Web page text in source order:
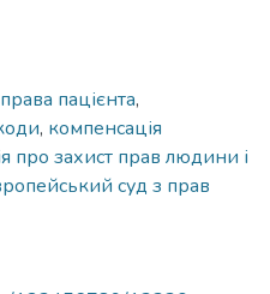
права пацієнта,
, компенсація
про захист прав людини і
суд з прав